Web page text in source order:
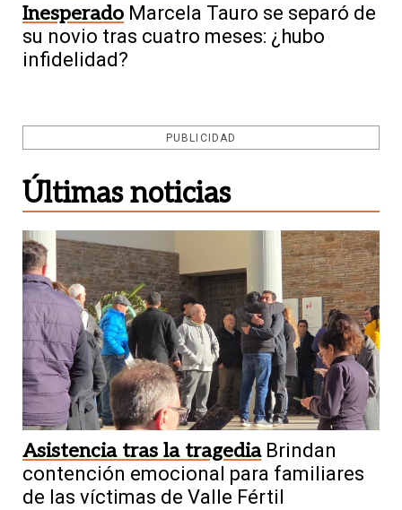
Inesperado Marcela Tauro se separó de
su novio tras cuatro meses: ¿hubo
infidelidad?
PUBLICIDAD
Últimas noticias
Asistencia tras la tragedia Brindan
contención emocional para familiares
de las víctimas de Valle Fértil